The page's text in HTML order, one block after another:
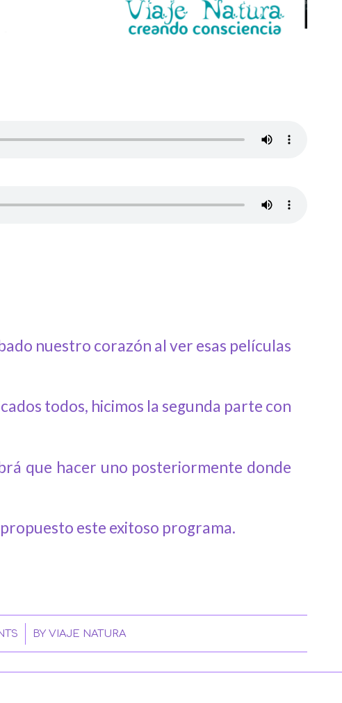
nuestro corazón al ver esas películas
todos, hicimos la segunda parte con
que hacer uno posteriormente donde
este exitoso programa.
BY VIAJE NATURA